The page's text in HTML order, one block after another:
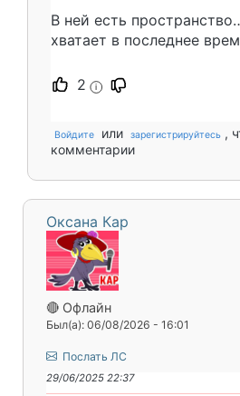
В ней есть
хватает в последнее
2 i
Войдите или зарегистрируйтесь ,
комментарии
Оксана Кар
🔴 Офлайн
Был(а): 06/08/2026 - 16:01
Послать ЛС
29/06/2025 22:37